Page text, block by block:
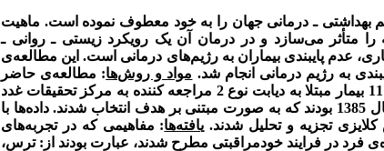
بهداشتی ـ درمانی جهان را به خود معطوف نموده است. ماهیت
را متأثر می‌سازد و در درمان آن یک رویکرد زیستی ـ روانی ـ
عدم پایبندی بیماران به رژیم‌های درمانی است. این مطالعه‌ی
به رژیم درمانی انجام شد. مواد و روش‌ها: مطالعه‌ی حاضر
مطالعه‌ای کیفی، پدیدارشناسی و توصیفی است. مشارکت‌کنندگان، 11 بیمار مبتلا به دیابت نوع 2 مراجعه کننده به مرکز تحقیقات غدد
درون‌ریز و متابولیسم اصفهان و بیمارستان‌ الزهرا در نیمه‌ی اول سال 1385 بودند که به صورت مبتنی بر هدف انتخاب شدند. داده‌‌ها با
تجزیه و تحلیل شدند. یافته‌ها: مفاهیمی که در تجربه‌های
فرد در فرایند خودمراقبتی مطرح شدند، عبارت بودند از: ترس،